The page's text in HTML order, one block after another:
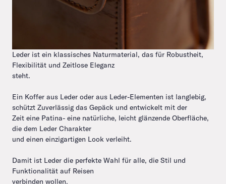
Leder ist ein klassisches Naturmaterial, das für Robustheit,
Flexibilität und Zeitlose Eleganz
steht.
Ein Koffer aus Leder oder aus Leder-Elementen ist langlebig,
schützt Zuverlässig das Gepäck und entwickelt mit der
Zeit eine Patina- eine natürliche, leicht glänzende Oberfläche,
die dem Leder Charakter
und einen einzigartigen Look verleiht.
Damit ist Leder die perfekte Wahl für alle, die Stil und
Funktionalität auf Reisen
verbinden wollen.